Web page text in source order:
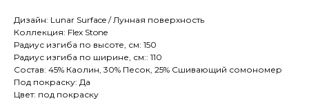
Дизайн: Lunar Surface / Лунная поверхность
Коллекция: Flex Stone
Радиус изгиба по высоте, см: 150
Радиус изгиба по ширине, см:: 110
Состав: 45% Каолин, 30% Песок, 25% Сшивающий сомономер
Под покраску: Да
Цвет: под покраску